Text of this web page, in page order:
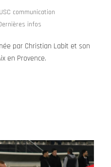
USC communication
infos
par Christian Labit et son
en Provence.